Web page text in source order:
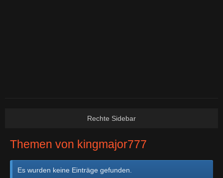
Themen von kingmajor777
Es wurden keine Einträge gefunden.